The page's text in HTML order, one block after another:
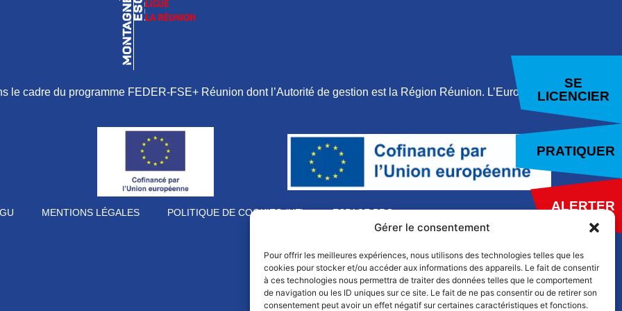
Gérer le consentement
Pour offrir les meilleures expériences, nous utilisons des technologies telles que les
cookies pour stocker et/ou accéder aux informations des appareils. Le fait de consentir
à ces technologies nous permettra de traiter des données telles que le comportement
de navigation ou les ID uniques sur ce site. Le fait de ne pas consentir ou de retirer son
consentement peut avoir un effet négatif sur certaines caractéristiques et fonctions.
SE
LICENCIER
PRATIQUER
ALERTER
le cadre du programme FEDER-FSE+ Réunion dont l’Autorité de gestion est la Région Réunion. L’Europe
MENTIONS LÉGALES POLITIQUE DE COOKIES (UE) ESPACE PRO